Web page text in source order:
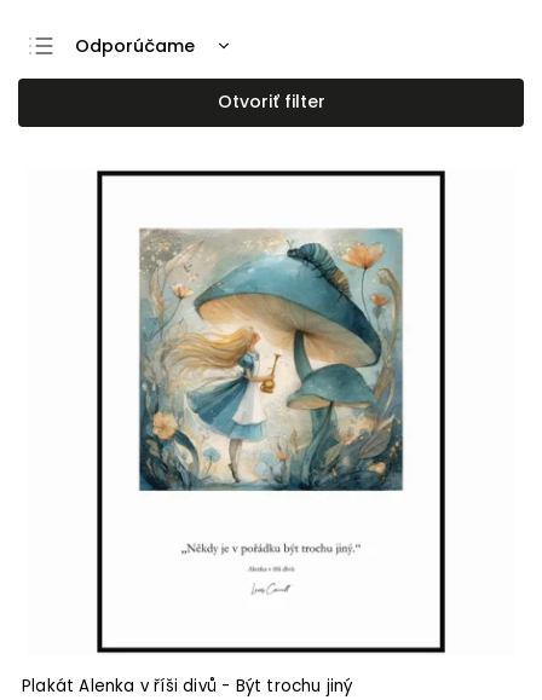
Odporúčame
Najlacnejšie
Najdrahšie
Otvoriť filter
Plakát Alenka v říši divů - Být trochu jiný